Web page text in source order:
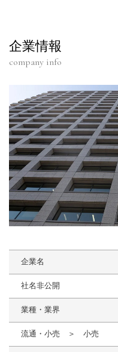
企業情報
company info
企業名
社名非公開
業種・業界
流通・小売 ＞ 小売